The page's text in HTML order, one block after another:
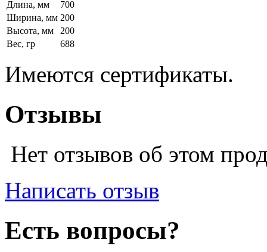
Длина, мм
700
Ширина, мм 200
Высота, мм
200
Вес, гр
688
Имеются сертификаты.
Отзывы
Нет отзывов об этом
Написать отзыв
Есть вопросы?